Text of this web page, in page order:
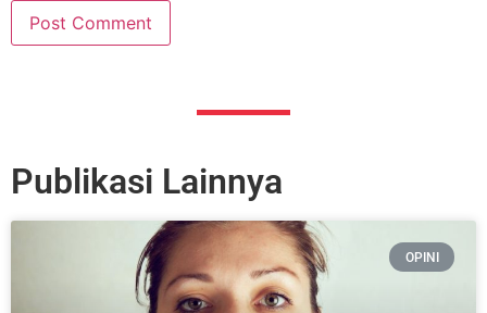
Publikasi Lainnya
OPINI